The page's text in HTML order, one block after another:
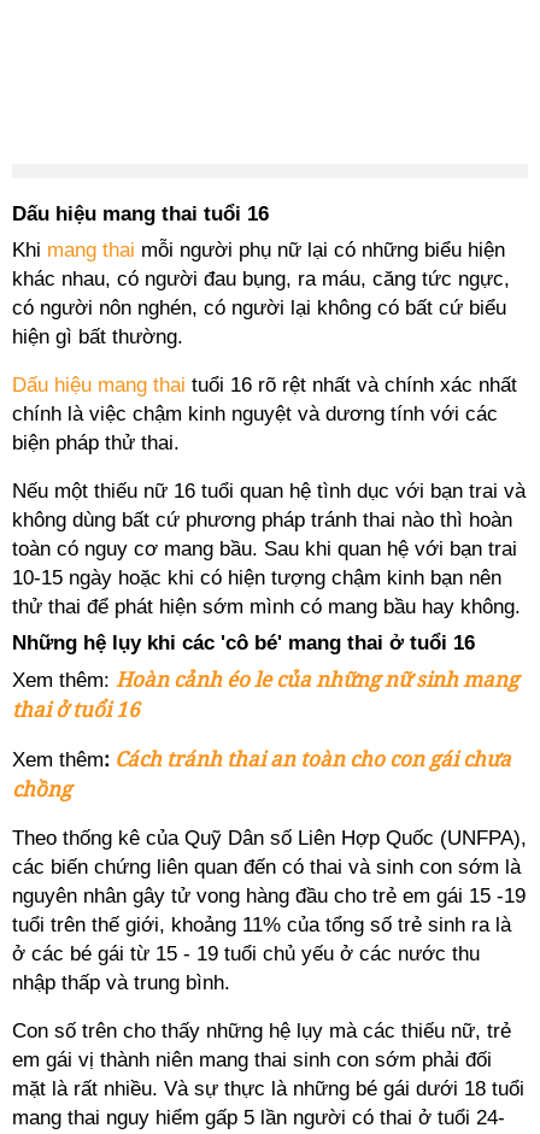
Dấu hiệu mang thai tuổi 16
Khi mang thai mỗi người phụ nữ lại có những biểu hiện
khác nhau, có người đau bụng, ra máu, căng tức ngực,
có người nôn nghén, có người lại không có bất cứ biểu
hiện gì bất thường.
Dấu hiệu mang thai tuổi 16 rõ rệt nhất và chính xác nhất
chính là việc chậm kinh nguyệt và dương tính với các
biện pháp thử thai.
Nếu một thiếu nữ 16 tuổi quan hệ tình dục với bạn trai và
không dùng bất cứ phương pháp tránh thai nào thì hoàn
toàn có nguy cơ mang bầu. Sau khi quan hệ với bạn trai
10-15 ngày hoặc khi có hiện tượng chậm kinh bạn nên
thử thai để phát hiện sớm mình có mang bầu hay không.
Những hệ lụy khi các 'cô bé' mang thai ở tuổi 16
Xem thêm: Hoàn cảnh éo le của những nữ sinh mang
thai ở tuổi 16
Xem thêm: Cách tránh thai an toàn cho con gái chưa
chồng
Theo thống kê của Quỹ Dân số Liên Hợp Quốc (UNFPA),
các biến chứng liên quan đến có thai và sinh con sớm là
nguyên nhân gây tử vong hàng đầu cho trẻ em gái 15 -19
tuổi trên thế giới, khoảng 11% của tổng số trẻ sinh ra là
ở các bé gái từ 15 - 19 tuổi chủ yếu ở các nước thu
nhập thấp và trung bình.
Con số trên cho thấy những hệ lụy mà các thiếu nữ, trẻ
em gái vị thành niên mang thai sinh con sớm phải đối
mặt là rất nhiều. Và sự thực là những bé gái dưới 18 tuổi
mang thai nguy hiểm gấp 5 lần người có thai ở tuổi 24-